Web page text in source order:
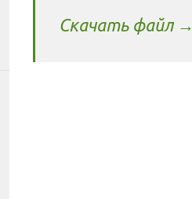
Скачать файл →